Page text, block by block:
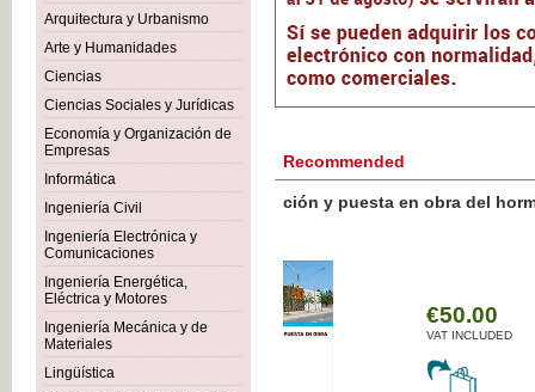
Arquitectura y Urbanismo
Arte y Humanidades
Ciencias
Ciencias Sociales y Jurídicas
Economía y Organización de
Empresas
Informática
Ingeniería Civil
Ingeniería Electrónica y
Comunicaciones
Ingeniería Energética,
Eléctrica y Motores
Ingeniería Mecánica y de
Materiales
Lingüística
Recommended
Botánica Agroalimentaria
VAT